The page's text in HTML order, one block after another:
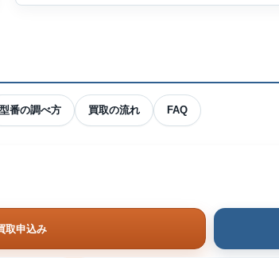
型番の調べ方 買取の流れ FAQ
取申込み